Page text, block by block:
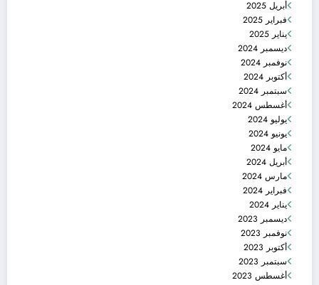
أبريل 2025
فبراير 2025
يناير 2025
ديسمبر 2024
نوفمبر 2024
أكتوبر 2024
سبتمبر 2024
أغسطس 2024
يوليو 2024
يونيو 2024
مايو 2024
أبريل 2024
مارس 2024
فبراير 2024
يناير 2024
ديسمبر 2023
نوفمبر 2023
أكتوبر 2023
سبتمبر 2023
أغسطس 2023